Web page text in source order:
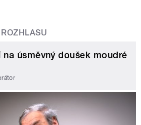
na úsměvný doušek moudré